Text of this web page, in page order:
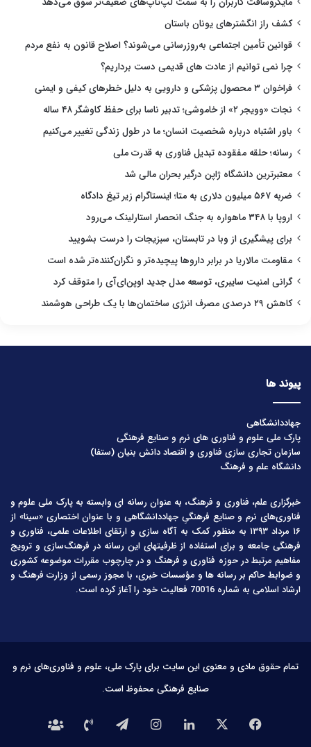
کشف راز انگشترهای یونان باستان
قوانین تأمین اجتماعی به‌روزرسانی می‌شوند؟ اصلاح قانون به نفع مردم
چرا نمی توانیم از عادت های قدیمی دست برداریم؟
فراخوان ۳ محصول پزشکی و دارویی به دلیل خطرهای کیفی و ایمنی
نجات «وویجر ۲» از خاموشی؛ تدبیر ناسا برای حفظ کاوشگر ۴۸ ساله
باور اشتباه درباره شخصیت انسان؛ ما در طول زندگی تغییر می‌کنیم
رسانه؛ حلقه مفقوده تبدیل فناوری به قدرت ملی
معتبرترین دانشگاه ژاپن درگیر بحران مالی شد
ضربه ۵۶۷ میلیون دلاری به متا؛ اینستاگرام زیر تیغ دادگاه
اروپا با ۳۴۸ ماهواره به جنگ انحصار استارلینک می‌رود
برای پیشگیری از وبا در تابستان، سبزیجات را درست بشویید
مقاومت مالاریا در برابر داروها پیچیده‌تر و نگران‌کننده‌تر شده است
گرانی امنیت سایبری، توسعه مدل جدید اوپن‌ای‌آی را متوقف کرد
کاهش ۲۹ درصدی مصرف انرژی ساختمان‌ها با یک طراحی هوشمند
پیوند ها
جهاددانشگاهی
پارک ملی علوم و فناوری های نرم و صنایع فرهنگی
سازمان تجاری سازی فناوری و اقتصاد دانش بنیان (ستفا)
دانشگاه علم و فرهنگ
خبرگزاری علم، فناوری و فرهنگ، به عنوان رسانه ای وابسته به پارک ملی علوم و
فناوری‌های نرم و صنایع فرهنگیِ جهاددانشگاهی و با عنوان اختصاری «سینا» از
۱۶ مرداد ۱۳۹۳ به منظور کمک به آگاه سازی و ارتقای اطلاعات علمی، فناوری و
فرهنگی جامعه و برای استفاده از ظرفیتهای این رسانه در فرهنگ‌سازی و ترویج
مفاهیم مرتبط در حوزه فناوری و فرهنگ و در چارچوب مقررات موضوعه کشوری
و ضوابط حاکم بر رسانه ها و مؤسسات خبری، با مجوز رسمی از وزارت فرهنگ و
ارشاد اسلامی به شماره 70016 فعالیت خود را آغاز کرده است.
تمام حقوق مادی و معنوی این سایت برای پارک ملی، علوم و فناوری‌های نرم و
صنایع فرهنگی محفوظ است.
فیس لینکدیناینستاگرامتلگرامتماس درباره